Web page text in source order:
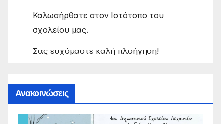
Καλωσήρθατε στον Ιστότοπο του
σχολείου μας.
Σας ευχόμαστε καλή πλοήγηση!
Ανακοινώσεις